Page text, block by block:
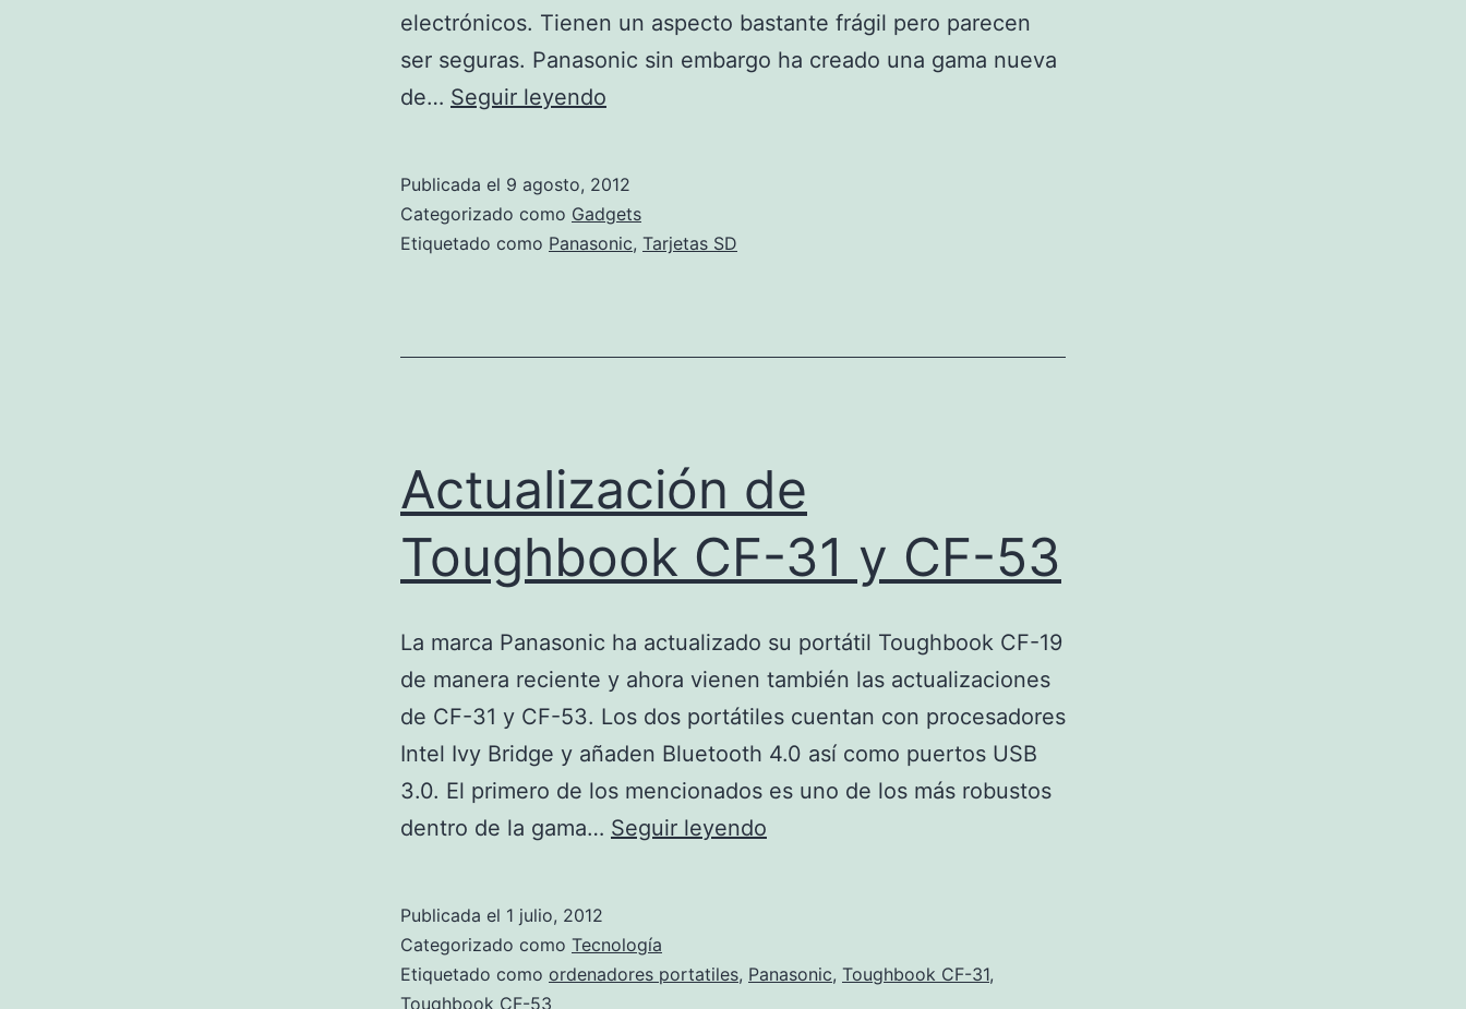
electrónicos. Tienen un aspecto bastante frágil pero parecen
ser seguras. Panasonic sin embargo ha creado una gama nueva
de… Seguir leyendo
Panasonic
Publicada el 9 agosto, 2012
Categorizado como Gadgets
Etiquetado como Panasonic, Tarjetas SD
Actualización de
Toughbook CF-31 y CF-53
La marca Panasonic ha actualizado su portátil Toughbook CF-19
de manera reciente y ahora vienen también las actualizaciones
de CF-31 y CF-53. Los dos portátiles cuentan con procesadores
Intel Ivy Bridge y añaden Bluetooth 4.0 así como puertos USB
3.0. El primero de los mencionados es uno de los más robustos
dentro de la gama… Seguir leyendo
31
Publicada el 1 julio, 2012
Categorizado como Tecnología
Etiquetado como ordenadores portatiles, Panasonic, Toughbook CF-31,
Toughbook CF-53